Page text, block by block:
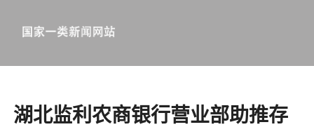
湖北监利农商银行营业部助推存